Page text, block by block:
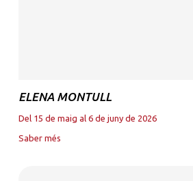
ELENA MONTULL
Del 15 de maig al 6 de juny de 2026
Saber més